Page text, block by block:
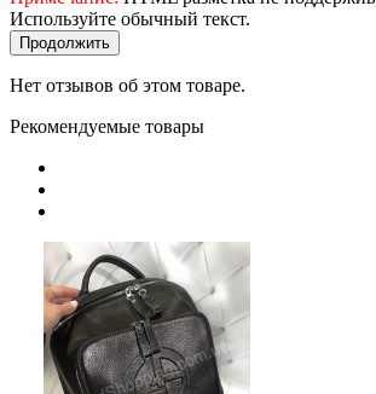
Используйте обычный текст.
Продолжить
Нет отзывов об этом товаре.
Рекомендуемые товары